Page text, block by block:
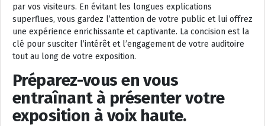
par vos visiteurs. En évitant les longues explications
superflues, vous gardez l’attention de votre public et lui offrez
une expérience enrichissante et captivante. La concision est la
clé pour susciter l’intérêt et l’engagement de votre auditoire
tout au long de votre exposition.
Préparez-vous en vous
entraînant à présenter votre
exposition à voix haute.